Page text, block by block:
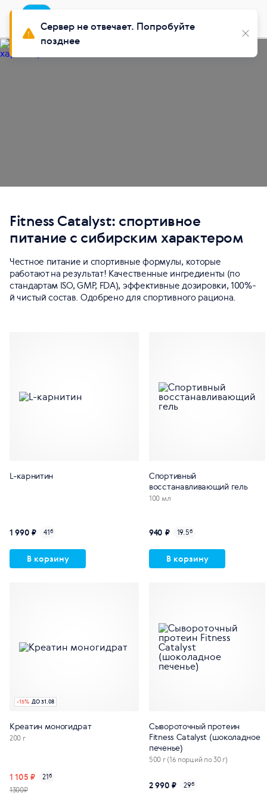
Buy Siberian
Fitness Catalyst: спортивное
питание с сибирским характером
Честное питание и спортивные формулы, которые
работают на результат! Качественные ингредиенты (по
стандартам ISO, GMP, FDA), эффективные дозировки, 100%-
й чистый состав. Одобрено для спортивного рациона.
L-карнитин
1 990 ₽ 41б
В корзину
Спортивный
восстанавливающий гель
100 мл
940 ₽ 19.5б
В корзину
-15% ДО 31.08
Креатин моногидрат
200 г
1 105 ₽ 21б
1300₽
Сывороточный протеин
Fitness Catalyst (шоколадное
печенье)
500 г (16 порций по 30 г)
2 990 ₽ 29б
Сервер не отвечает. Попробуйте
позднее